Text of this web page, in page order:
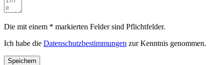
Die mit einem * markierten Felder sind Pflichtfelder.
Ich habe die Datenschutzbestimmungen zur Kenntnis genommen.
Speichern